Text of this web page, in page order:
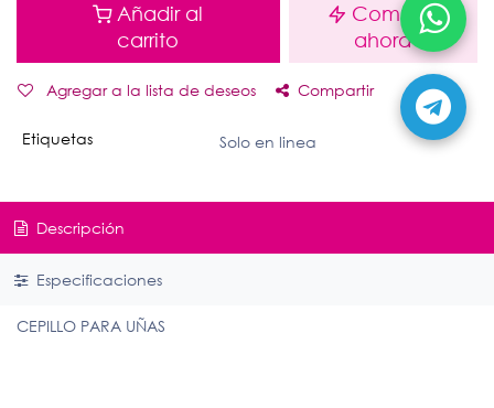
Añadir al
carrito
Comprar
ahora
Agregar a la lista de deseos Compartir
Etiquetas Solo en linea
Descripción
Especificaciones
CEPILLO PARA UÑAS